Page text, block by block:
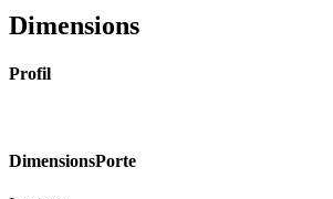
Dimensions
Profil
DimensionsPorte